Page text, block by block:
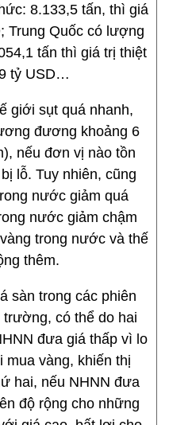
8.133,5 tấn, thì giá
Trung Quốc có lượng
tấn thì giá trị thiệt
tỷ USD…
giới sụt quá nhanh,
đương khoảng 6
nếu đơn vị nào tồn
lỗ. Tuy nhiên, cũng
nước giảm quá
nước giảm chậm
trong nước và thế
thêm.
sàn trong các phiên
có thể do hai
đưa giá thấp vì lo
mua vàng, khiến thị
hai, nếu NHNN đưa
độ rộng cho những